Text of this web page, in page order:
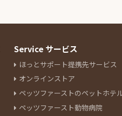
Service サービス
ほっとサポート提携先サービス
オンラインストア
ペッツファーストのペットホテ
ペッツファースト動物病院